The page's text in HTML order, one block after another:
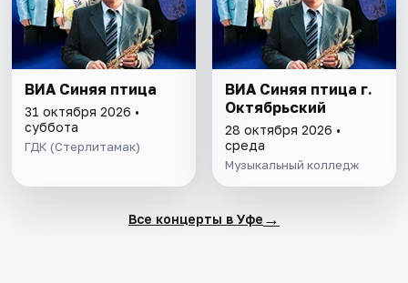
ВИА Синяя птица
31 октября 2026 •
суббота
ГДК (Стерлитамак)
ВИА Синяя птица г.
Октябрьский
28 октября 2026 •
среда
Музыкальный колледж
Все концерты в Уфе →